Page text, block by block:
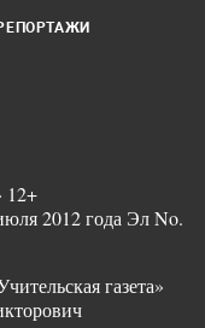
12+
2012 года Эл No.
газета»